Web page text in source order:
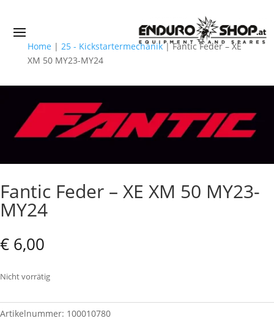
Home | 25 - Kickstartermechanik|Fantic Feder – XE
XM 50 MY23-MY24
Fantic Feder – XE XM 50 MY23-
MY24
€ 6,00
Nicht vorrätig
Artikelnummer: 100010780